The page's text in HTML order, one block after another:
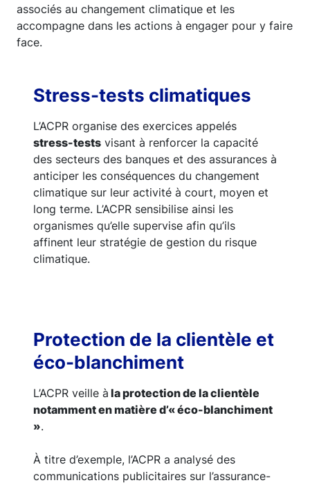
associés au changement climatique et les
accompagne dans les actions à engager pour y faire
face.
Stress-tests climatiques
L’ACPR organise des exercices appelés
stress-tests visant à renforcer la capacité
des secteurs des banques et des assurances à
anticiper les conséquences du changement
climatique sur leur activité à court, moyen et
long terme. L’ACPR sensibilise ainsi les
organismes qu’elle supervise afin qu’ils
affinent leur stratégie de gestion du risque
climatique.
Protection de la clientèle et
éco-blanchiment
L’ACPR veille à la protection de la clientèle
notamment en matière d’« éco-blanchiment
».
À titre d’exemple, l’ACPR a analysé des
communications publicitaires sur l’assurance-